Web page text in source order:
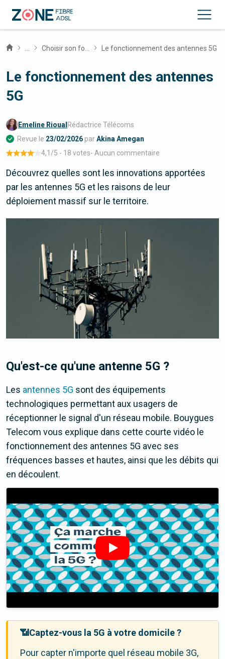
Le fonctionnement des antennes 5G
Le fonctionnement des antennes
5G
Emeline Rioual Rédactrice Télécoms
Revue le 23/02/2026 parAkina Amegan
4,1 /5 - 18 votes- Aucun commentaire
Découvrez quelles sont les innovations apportées
par les antennes 5G et les raisons de leur
déploiement massif sur le territoire.
Qu'est-ce qu'une antenne 5G ?
Les antennes 5G sont des équipements
technologiques permettant aux usagers de
réceptionner le signal d'un réseau mobile. Bouygues
Telecom vous explique dans cette courte vidéo le
fonctionnement des antennes 5G avec ses
fréquences basses et hautes, ainsi que les débits qui
en découlent.
📶Captez-vous la 5G à votre domicile ?
Pour capter n'importe quel réseau mobile 3G,